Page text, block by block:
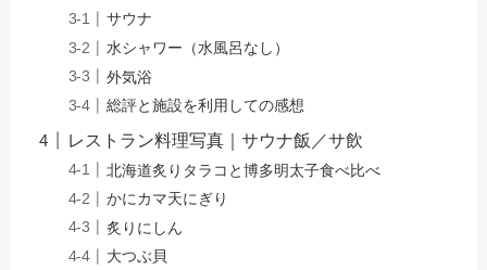
サウナ
水シャワー（水風呂なし）
外気浴
総評と施設を利用しての感想
レストラン料理写真｜サウナ飯／サ飲
北海道炙りタラコと博多明太子食べ比べ
かにカマ天にぎり
炙りにしん
大つぶ貝